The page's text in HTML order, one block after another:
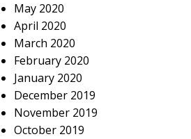
May 2020
April 2020
March 2020
February 2020
January 2020
December 2019
November 2019
October 2019